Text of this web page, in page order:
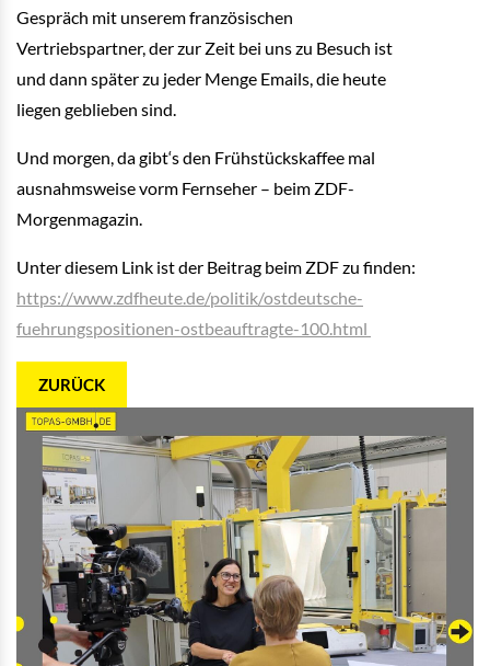
Gespräch mit unserem französischen
Vertriebspartner, der zur Zeit bei uns zu Besuch ist
und dann später zu jeder Menge Emails, die heute
liegen geblieben sind.
Und morgen, da gibt‘s den Frühstückskaffee mal
ausnahmsweise vorm Fernseher – beim ZDF-
Morgenmagazin.
Unter diesem Link ist der Beitrag beim ZDF zu finden:
https://www.zdfheute.de/politik/ostdeutsche-
fuehrungspositionen-ostbeauftragte-100.html
ZURÜCK